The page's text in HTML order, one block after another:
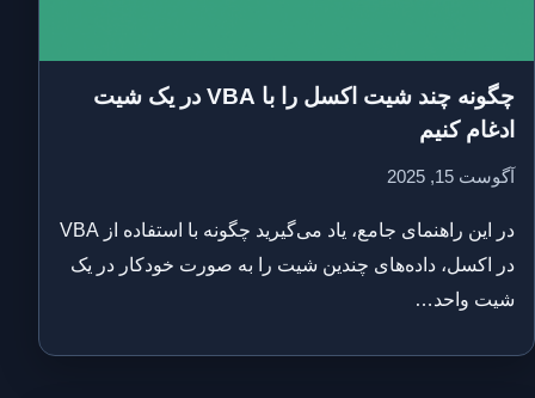
چگونه چند شیت اکسل را با VBA در یک شیت
ادغام کنیم
آگوست 15, 2025
در این راهنمای جامع، یاد می‌گیرید چگونه با استفاده از VBA
در اکسل، داده‌های چندین شیت را به صورت خودکار در یک
شیت واحد…